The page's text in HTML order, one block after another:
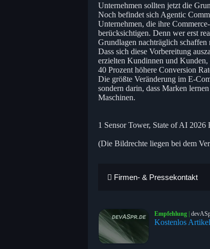
Unternehmen sollten jetzt die
Noch befindet sich Agentic
Unternehmen, die ihre
berücksichtigen. Denn wer erst
Grundlagen nachträglich schaffen
Dass sich diese Vorbereitung
erzielten Kundinnen und
40 Prozent höhere Conversion
Die größte Veränderung im E-
sondern darin, dass Marken
Maschinen.
1 Sensor Tower, State of AI 2026
(Die Bildrechte liegen bei dem
Firmen- & Pressekontakt
Empfehlung |
Kostenlos